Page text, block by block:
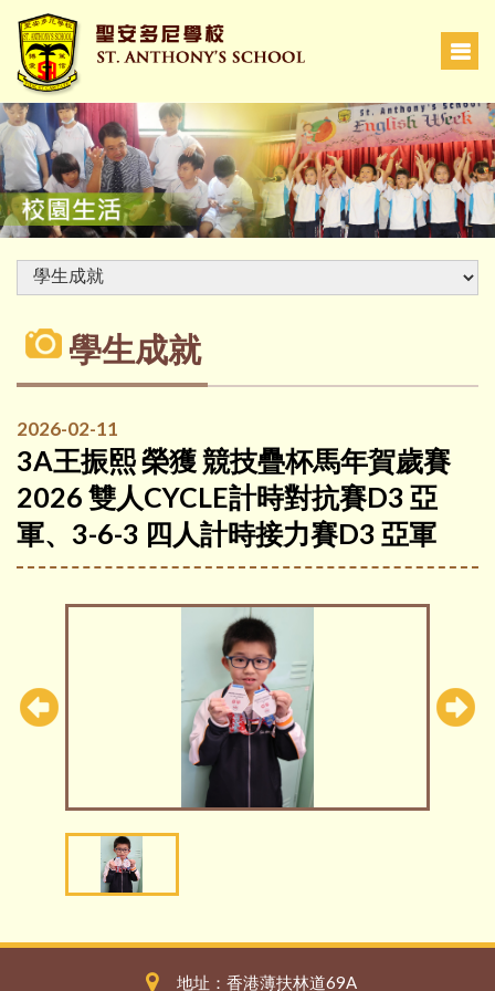
學生成就
2026-02-11
3A王振熙 榮獲 競技疊杯馬年賀歲賽
2026 雙人CYCLE計時對抗賽D3 亞
軍、3-6-3 四人計時接力賽D3 亞軍
地址：香港薄扶林道69A